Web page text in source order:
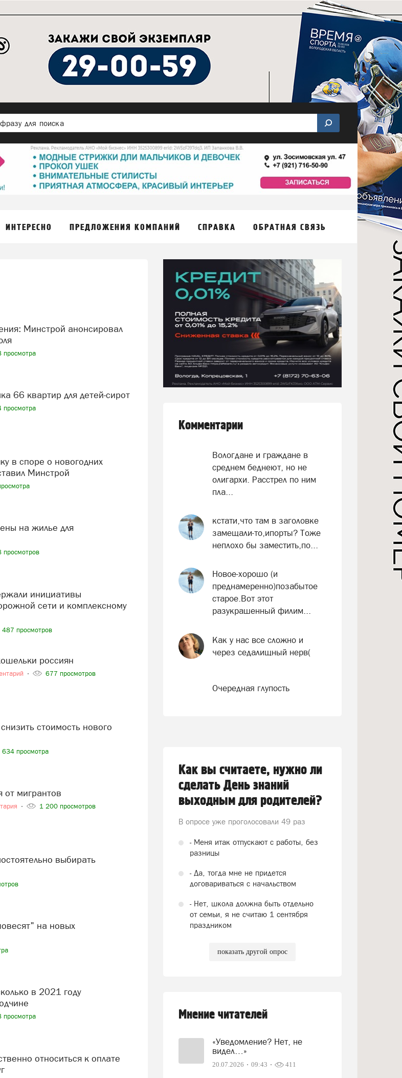
ИНТЕРЕСНО ПРЕДЛОЖЕНИЯ КОМПАНИЙ СПРАВКА ОБРАТНАЯ СВЯЗЬ
просмотра
66 квартир для детей-сирот
просмотра
Минстрой
просмотров
сети и комплексному
487 просмотров
россиян
677 просмотров
634 просмотра
от мигрантов
1 200 просмотров
просмотра
Комментарии
Вологдане и граждане в
среднем беднеют, но не
олигархи. Расстрел по ним
пла...
кстати,что там в заголовке
замещали-то,ипорты? Тоже
неплохо бы заместить,по...
Новое-хорошо (и
преднамеренно)позабытое
старое.Вот этот
разукрашенный филим...
Как у нас все сложно и
через седалищный нерв(
Очередная глупость
Как вы считаете, нужно ли
сделать День знаний
выходным для родителей?
В опросе уже проголосовали 49 раз
- Меня итак отпускают с работы, без
разницы
- Да, тогда мне не придется
договариваться с начальством
- Нет, школа должна быть отдельно
от семьи, я не считаю 1 сентября
праздником
показать другой опрос
Мнение читателей
«Уведомление? Нет, не
видел…»
20.07.2026 09:43 411